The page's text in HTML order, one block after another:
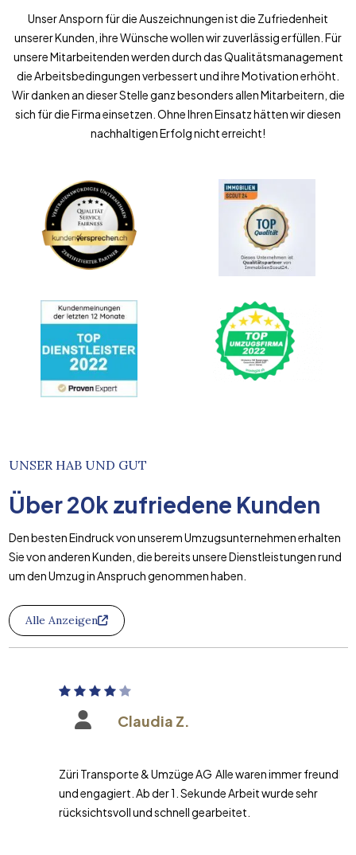
Unser Ansporn für die Auszeichnungen ist die Zufriedenheit
unserer Kunden, ihre Wünsche wollen wir zuverlässig erfüllen. Für
unsere Mitarbeitenden werden durch das Qualitätsmanagement
die Arbeitsbedingungen verbessert und ihre Motivation erhöht.
Wir danken an dieser Stelle ganz besonders allen Mitarbeitern, die
sich für die Firma einsetzen. Ohne Ihren Einsatz hätten wir diesen
nachhaltigen Erfolg nicht erreicht!
UNSER HAB UND GUT
Über20k zufriedene Kunden
Den besten Eindruck von unserem Umzugsunternehmen erhalten
Sie von anderen Kunden, die bereits unsere Dienstleistungen rund
um den Umzug in Anspruch genommen haben.
Alle Anzeigen
Claudia Z.
Züri Transporte & Umzüge AG Alle waren immer freundlich
und engagiert. Ab der 1. Sekunde Arbeit wurde sehr
rücksichtsvoll und schnell gearbeitet.